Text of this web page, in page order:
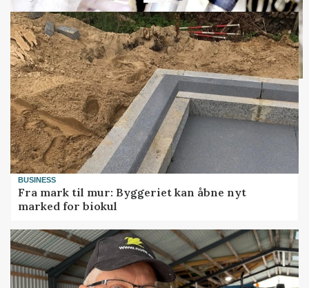
BUSINESS
Fra mark til mur: Byggeriet kan åbne nyt
marked for biokul